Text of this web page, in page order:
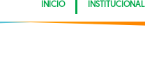
INÍCIO INSTITUCIONAL